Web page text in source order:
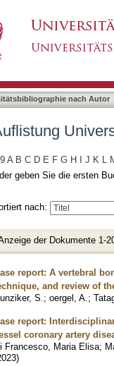
nach Autor
A B C D E F G H J K L
geben Sie die ersten
nach:
der Dokumente 1-
report: A vertebral
and review of
S. ; oergel, A. ;
report:
coronary artery
Francesco, Maria Elisa;
)